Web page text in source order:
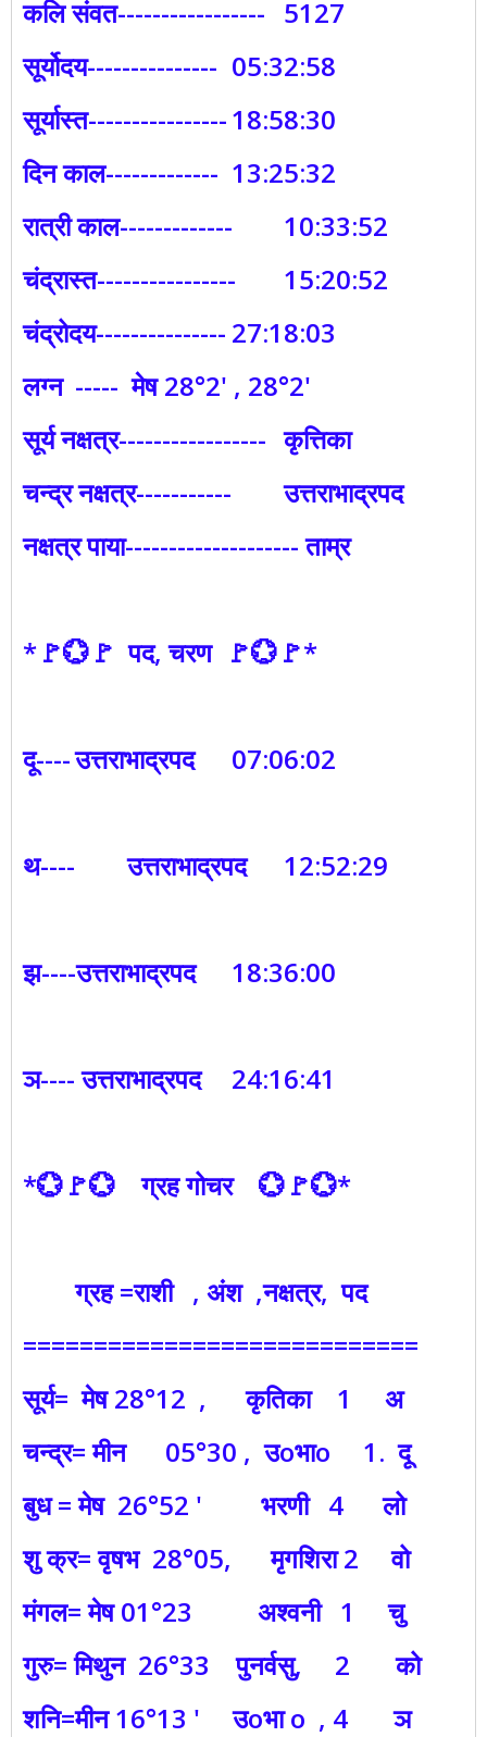
कलि संवत----------------- 5127
सूर्योदय--------------- 05:32:58
सूर्यास्त----------------18:58:30
दिन काल------------- 13:25:32
रात्री काल-------------
10:33:52
चंद्रास्त----------------
15:20:52
चंद्रोदय--------------- 27:18:03
लग्न ----- मेष 28°2' , 28°2'
सूर्य नक्षत्र----------------- कृत्तिका
चन्द्र नक्षत्र-----------
उत्तराभाद्रपद
नक्षत्र पाया-------------------- ताम्र
*🚩💮🚩 पद, चरण 🚩💮🚩*
दू----उत्तराभाद्रपद 07:06:02
थ---- उत्तराभाद्रपद 12:52:29
झ----उत्तराभाद्रपद 18:36:00
ञ---- उत्तराभाद्रपद 24:16:41
*💮🚩💮 ग्रह गोचर 💮🚩💮*
ग्रह =राशी , अंश ,नक्षत्र, पद
============================
सूर्य= मेष 28°12 , कृतिका 1 अ
चन्द्र= मीन 05°30 , उoभाo 1. दू
बुध = मेष 26°52 ' भरणी 4 लो
शु क्र= वृषभ 28°05, मृगशिरा 2 वो
मंगल= मेष 01°23 अश्वनी 1 चु
गुरु= मिथुन 26°33 पुनर्वसु, 2 को
शनि=मीन 16°13 ' उoभा o , 4 ञ